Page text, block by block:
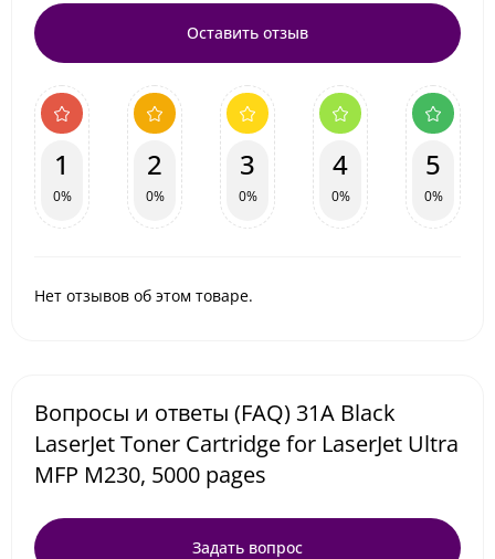
Оставить отзыв
1
0%
2
0%
3
0%
4
0%
5
0%
Нет отзывов об этом товаре.
Вопросы и ответы (FAQ) 31A Black
LaserJet Toner Cartridge for LaserJet Ultra
MFP M230, 5000 pages
Задать вопрос